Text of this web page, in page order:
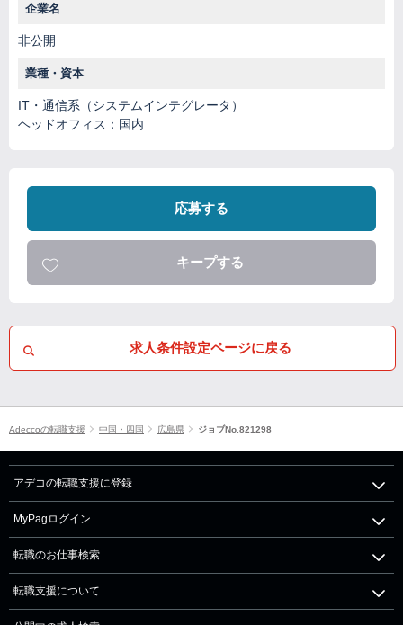
企業名
非公開
業種・資本
IT・通信系（システムインテグレータ）
ヘッドオフィス：国内
応募する
キープする
求人条件設定ページに戻る
Adeccoの転職支援 中国・四国 広島県 ジョブNo.821298
アデコの転職支援に登録
MyPagログイン
転職のお仕事検索
転職支援について